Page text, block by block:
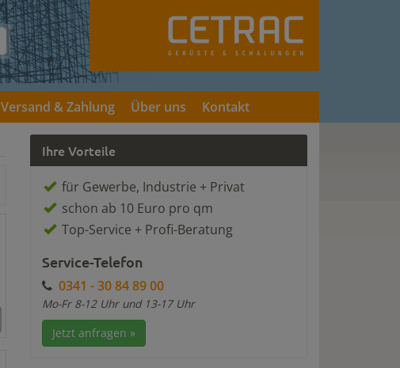
Versand & Zahlung Über uns Kontakt
Ihre Vorteile
für Gewerbe, Industrie + Privat
schon ab 10 Euro pro qm
Top-Service + Profi-Beratung
Service-Telefon
0341 - 30 84 89 00
Mo-Fr 8-12 Uhr und 13-17 Uhr
Jetzt anfragen »